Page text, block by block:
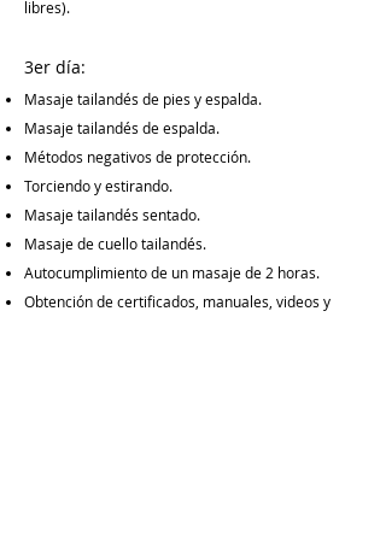
libres).
3er día:
Masaje tailandés de pies y espalda.
Masaje tailandés de espalda.
Métodos negativos de protección.
Torciendo y estirando.
Masaje tailandés sentado.
Masaje de cuello tailandés.
Autocumplimiento de un masaje de 2 horas.
Obtención de certificados, manuales, videos y